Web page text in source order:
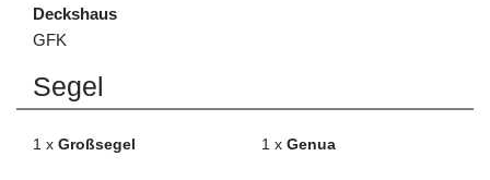
Deckshaus
GFK
Segel
1 x Großsegel 1 x Genua